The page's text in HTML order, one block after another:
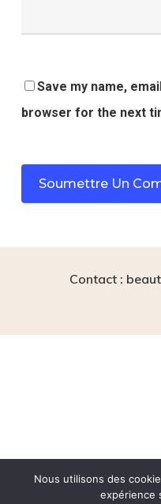
Save my name,
browser for the next
Contact :
Nous utilisons des
expérience